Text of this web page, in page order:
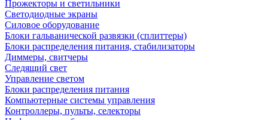
Прожекторы и светильники
Светодиодные экраны
Силовое оборудование
Блоки гальванической развязки (сплиттеры)
Блоки распределения питания, стабилизаторы
Диммеры, свитчеры
Следящий свет
Управление светом
Блоки распределения питания
Компьютерные системы управления
Контроллеры, пульты, селекторы